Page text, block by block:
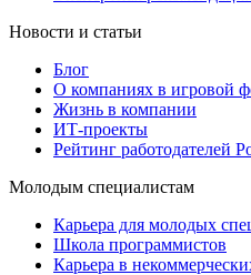
Новости и статьи
Блог
О компаниях в игровой
Жизнь в компании
ИТ-проекты
Рейтинг работодателей
Молодым специалистам
Карьера для молодых
Школа программистов
Карьера в